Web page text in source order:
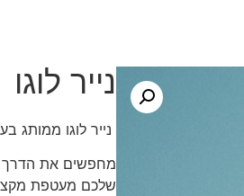
נייר לוגו
נייר לוגו ממותג
מחפשים את הדרך
שלכם מעטפת